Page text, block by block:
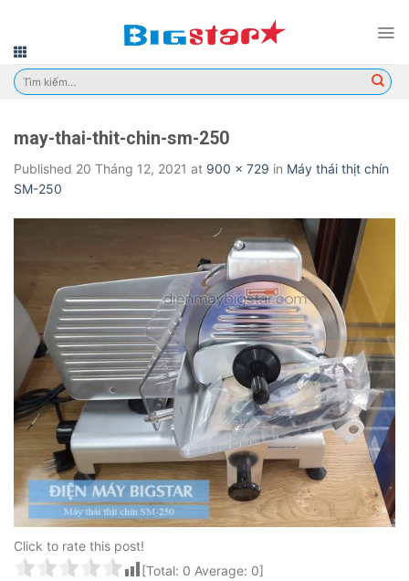
content
Tìm
kiếm:
may-thai-thit-chin-sm-250
Published 20 Tháng 12, 2021 at 900 × 729 in Máy thái thịt chín
SM-250
Click to rate this post!
[Total: 0 Average: 0]